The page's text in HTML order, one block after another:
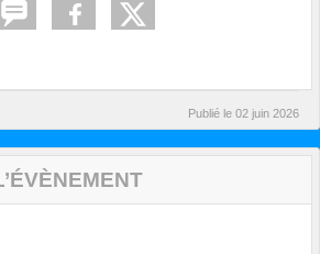
Publié le 02 juin 2026